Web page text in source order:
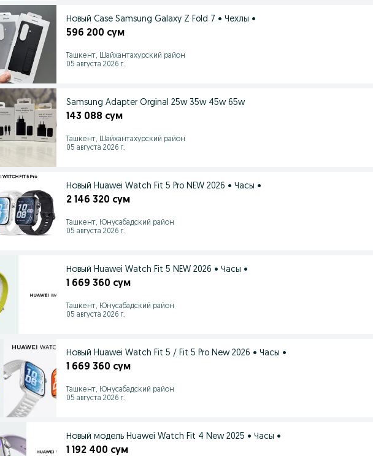
Новый Case Samsung Galaxy Z Fold 7 • Чехлы •
596 200 сум
Ташкент, Шайхантахурский район
05 августа 2026 г.
Samsung Adapter Orginal 25w 35w 45w 65w
143 088 сум
Ташкент, Шайхантахурский район
05 августа 2026 г.
Новый Huawei Watch Fit 5 Pro NEW 2026 • Часы •
2 146 320 сум
Ташкент, Юнусабадский район
05 августа 2026 г.
Новый Huawei Watch Fit 5 NEW 2026 • Часы •
1 669 360 сум
Ташкент, Юнусабадский район
05 августа 2026 г.
Новый Huawei Watch Fit 5 / Fit 5 Pro New 2026 • Часы •
1 669 360 сум
Ташкент, Юнусабадский район
05 августа 2026 г.
Новый модель Huawei Watch Fit 4 New 2025 • Часы •
1 192 400 сум